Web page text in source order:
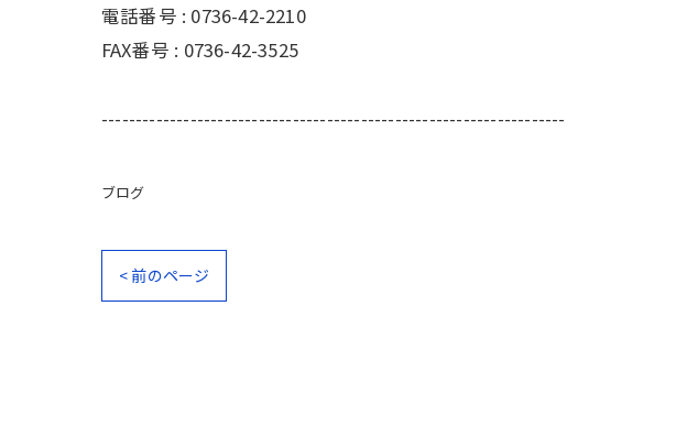
電話番号 : 0736-42-2210
FAX番号 : 0736-42-3525
--------------------------------------------------------------------
ブログ
< 前のページ